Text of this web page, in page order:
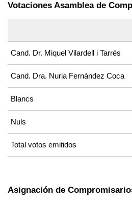
Votaciones Asamblea de
Cand. Dr. Miquel Vilardell i Tarrés
Cand. Dra. Nuria Fernández Coca
Blancs
Nuls
Total votos emitidos
Asignación de